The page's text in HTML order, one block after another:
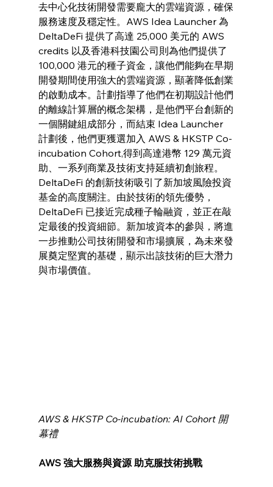
去中心化技術開發需要龐大的雲端資源，確保
服務速度及穩定性。AWS Idea Launcher 為
DeltaDeFi 提供了高達 25,000 美元的 AWS
credits 以及香港科技園公司則為他們提供了
100,000 港元的種子資金，讓他們能夠在早期
開發期間使用強大的雲端資源，顯著降低創業
的啟動成本。計劃指導了他們在初期設計他們
的離線計算層的概念架構，是他們平台創新的
一個關鍵組成部分，而結束 Idea Launcher
計劃後，他們更獲選加入 AWS & HKSTP Co-
incubation Cohort,得到高達港幣 129 萬元資
助、一系列商業及技術支持延續初創旅程。
DeltaDeFi 的創新技術吸引了新加坡風險投資
基金的高度關注。由於技術的領先優勢，
DeltaDeFi 已接近完成種子輪融資，並正在敲
定最後的投資細節。新加坡資本的參與，將進
一步推動公司技術開發和市場擴展，為未來發
展奠定堅實的基礎，顯示出該技術的巨大潛力
與市場價值。
AWS & HKSTP Co-incubation: AI Cohort 開
幕禮
AWS 強大服務與資源 助克服技術挑戰